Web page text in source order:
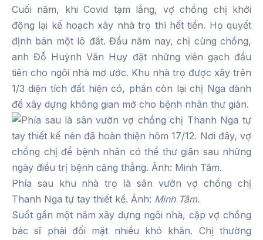
Cuối năm, khi Covid tạm lắng, vợ chồng chị khởi
động lại kế hoạch xây nhà trọ thì hết tiền. Họ quyết
định bán một lô đất. Đầu năm nay, chị cùng chồng,
anh Đỗ Huỳnh Văn Huy đặt những viên gạch đầu
tiên cho ngôi nhà mơ ước. Khu nhà trọ được xây trên
1/3 diện tích đất hiện có, phần còn lại chị Nga dành
để xây dựng không gian mở cho bệnh nhân thư giãn.
Phía sau khu nhà trọ là sân vườn vợ chồng chị
Thanh Nga tự tay thiết kế. Ảnh: Minh Tâm.
Suốt gần một năm xây dựng ngôi nhà, cặp vợ chồng
bác sĩ phải đối mặt nhiều khó khăn. Chị thường